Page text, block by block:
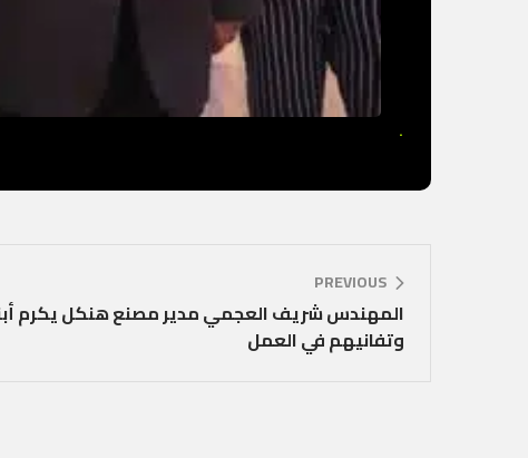
.
PREVIOUS
المهندس شريف العجمي مدير مصنع هنكل يكرم
وتفانيهم في العمل